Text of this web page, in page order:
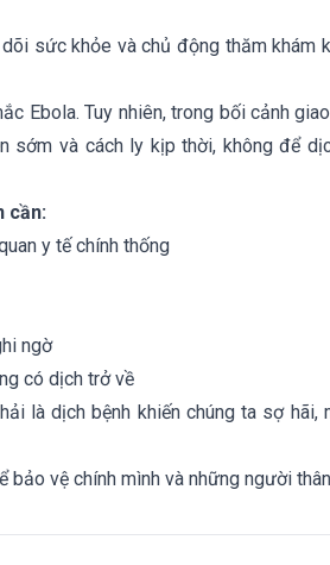
sức khỏe và chủ động thăm khám
Ebola. Tuy nhiên, trong bối cảnh
sớm và cách ly kịp thời, không để
cần:
y tế chính thống
ngờ
có dịch trở về
là dịch bệnh khiến chúng ta sợ hãi,
vệ chính mình và những người